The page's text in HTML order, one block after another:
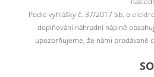
Podle vyhlášky č. 37/2017 Sb. o
doplňování náhradní náplně
upozorňujeme, že námi